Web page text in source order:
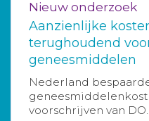
Nieuw onderzoek
Aanzienlijke
terughoudend
geneesmiddelen
Nederland
voorschrijven van